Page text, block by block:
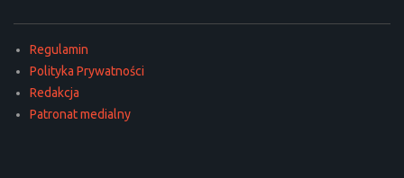
Regulamin
Polityka Prywatności
Redakcja
Patronat medialny